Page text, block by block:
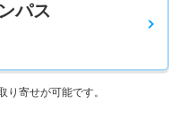
パス
寄せが可能です。